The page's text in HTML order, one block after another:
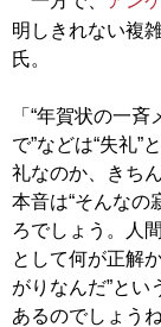
明しきれない複
氏。
「“年賀状の一
で”などは“失礼”
礼なのか、きち
本音は“そんなの
ろでしょう。人
として何が正解
がりなんだ”とい
あるのでしょうね